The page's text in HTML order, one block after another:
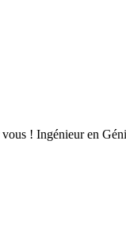
vous ! Ingénieur en